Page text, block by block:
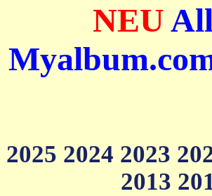
NEU
2025 2024 2023
2013